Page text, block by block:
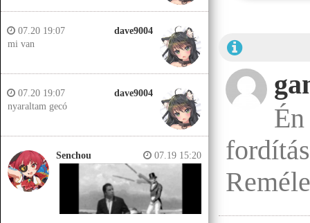
dave9004
07.20 19:07
mi van
dave9004
07.20 19:07
nyaraltam gecó
Senchou 07.19 15:20